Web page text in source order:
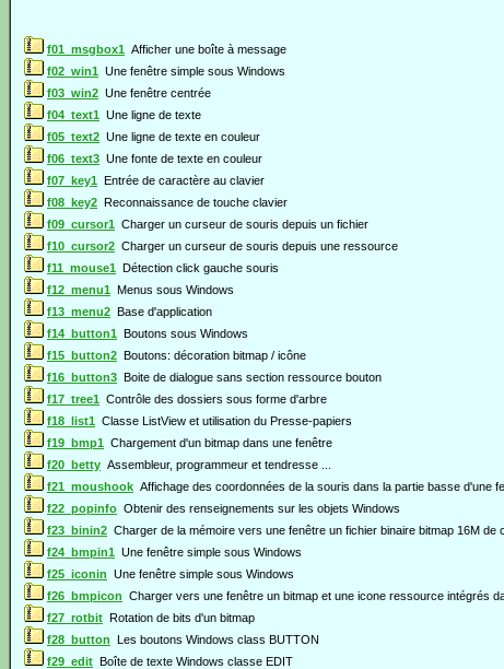
f01_msgbox1 Afficher une boîte à message
f02_win1 Une fenêtre simple sous Windows
f03_win2 Une fenêtre centrée
f04_text1 Une ligne de texte
f05_text2 Une ligne de texte en couleur
f06_text3 Une fonte de texte en couleur
f07_key1 Entrée de caractère au clavier
f08_key2 Reconnaissance de touche clavier
f09_cursor1 Charger un curseur de souris depuis un fichier
f10_cursor2 Charger un curseur de souris depuis une ressource
f11_mouse1 Détection click gauche souris
f12_menu1 Menus sous Windows
f13_menu2 Base d'application
f14_button1 Boutons sous Windows
f15_button2 Boutons: décoration bitmap / icône
f16_button3 Boite de dialogue sans section ressource bouton
f17_tree1 Contrôle des dossiers sous forme d'arbre
f18_list1 Classe ListView et utilisation du Presse-papiers
f19_bmp1 Chargement d'un bitmap dans une fenêtre
f20_betty Assembleur, programmeur et tendresse ...
f21_moushook Affichage des coordonnées de la souris dans la partie basse d'une
f22_popinfo Obtenir des renseignements sur les objets Windows
f23_binin2 Charger de la mémoire vers une fenêtre un fichier binaire bitmap 16M de
f24_bmpin1 Une fenêtre simple sous Windows
f25_iconin Une fenêtre simple sous Windows
f26_bmpicon Charger vers une fenêtre un bitmap et une icone ressource intégrés
f27_rotbit Rotation de bits d'un bitmap
f28_button Les boutons Windows class BUTTON
f29_edit Boîte de texte Windows classe EDIT